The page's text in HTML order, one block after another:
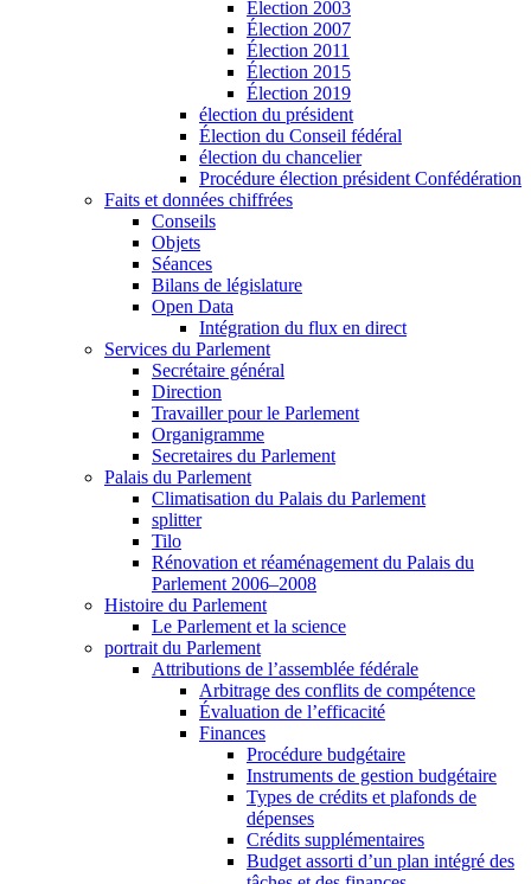
Élection 2003
Élection 2007
Élection 2011
Élection 2015
Élection 2019
élection du président
Élection du Conseil fédéral
élection du chancelier
Procédure élection président Confédération
Faits et données chiffrées
Conseils
Objets
Séances
Bilans de législature
Open Data
Intégration du flux en direct
Services du Parlement
Secrétaire général
Direction
Travailler pour le Parlement
Organigramme
Secretaires du Parlement
Palais du Parlement
Climatisation du Palais du Parlement
splitter
Tilo
Rénovation et réaménagement du Palais du
Parlement 2006–2008
Histoire du Parlement
Le Parlement et la science
portrait du Parlement
Attributions de l’assemblée fédérale
Arbitrage des conflits de compétence
Évaluation de l’efficacité
Finances
Procédure budgétaire
Instruments de gestion budgétaire
Types de crédits et plafonds de
dépenses
Crédits supplémentaires
Budget assorti d’un plan intégré des